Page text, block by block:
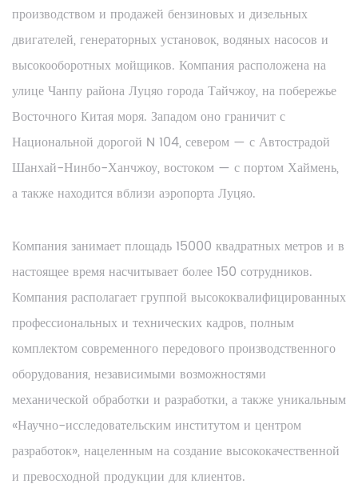
производством и продажей бензиновых и дизельных
двигателей, генераторных установок, водяных насосов и
высокооборотных мойщиков. Компания расположена на
улице Чанпу района Луцяо города Тайчжоу, на побережье
Восточного Китая моря. Западом оно граничит с
Национальной дорогой N 104, севером — с Автострадой
Шанхай-Нинбо-Ханчжоу, востоком — с портом Хаймень,
а также находится вблизи аэропорта Луцяо.
Компания занимает площадь 15000 квадратных метров и в
настоящее время насчитывает более 150 сотрудников.
Компания располагает группой высококвалифицированных
профессиональных и технических кадров, полным
комплектом современного передового производственного
оборудования, независимыми возможностями
механической обработки и разработки, а также уникальным
«Научно-исследовательским институтом и центром
разработок», нацеленным на создание высококачественной
и превосходной продукции для клиентов.